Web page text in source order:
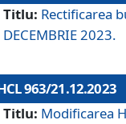
Titlu: Rectificarea
DECEMBRIE 2023.
963/21.12.2023
Titlu: Modificarea